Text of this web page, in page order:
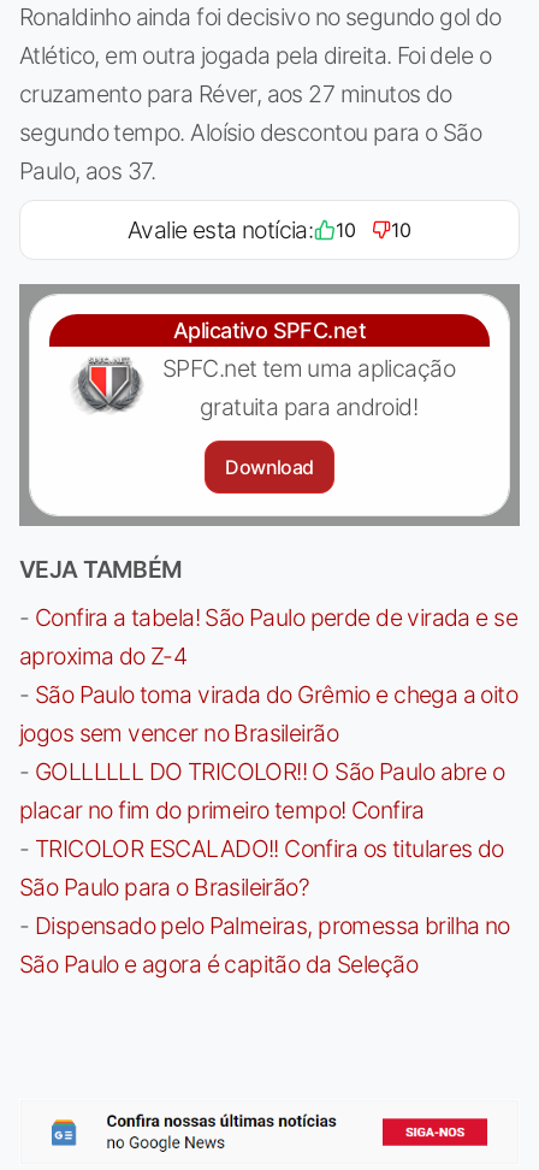
Ronaldinho ainda foi decisivo no segundo gol do
Atlético, em outra jogada pela direita. Foi dele o
cruzamento para Réver, aos 27 minutos do
segundo tempo. Aloísio descontou para o São
Paulo, aos 37.
Avalie esta notícia: 10 10
Aplicativo SPFC.net
SPFC.net tem uma aplicação
gratuita para android!
Download
VEJA TAMBÉM
- Confira a tabela! São Paulo perde de virada e se
aproxima do Z-4
- São Paulo toma virada do Grêmio e chega a oito
jogos sem vencer no Brasileirão
- GOLLLLLL DO TRICOLOR!! O São Paulo abre o
placar no fim do primeiro tempo! Confira
- TRICOLOR ESCALADO!! Confira os titulares do
São Paulo para o Brasileirão?
- Dispensado pelo Palmeiras, promessa brilha no
São Paulo e agora é capitão da Seleção